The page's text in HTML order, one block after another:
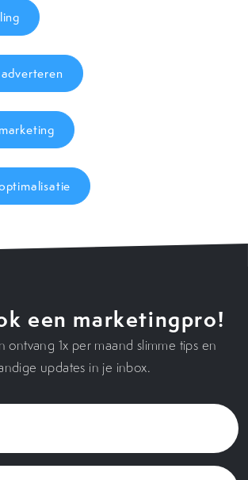
een marketingpro!
ontvang 1x per maand slimme tips en
updates in je inbox.